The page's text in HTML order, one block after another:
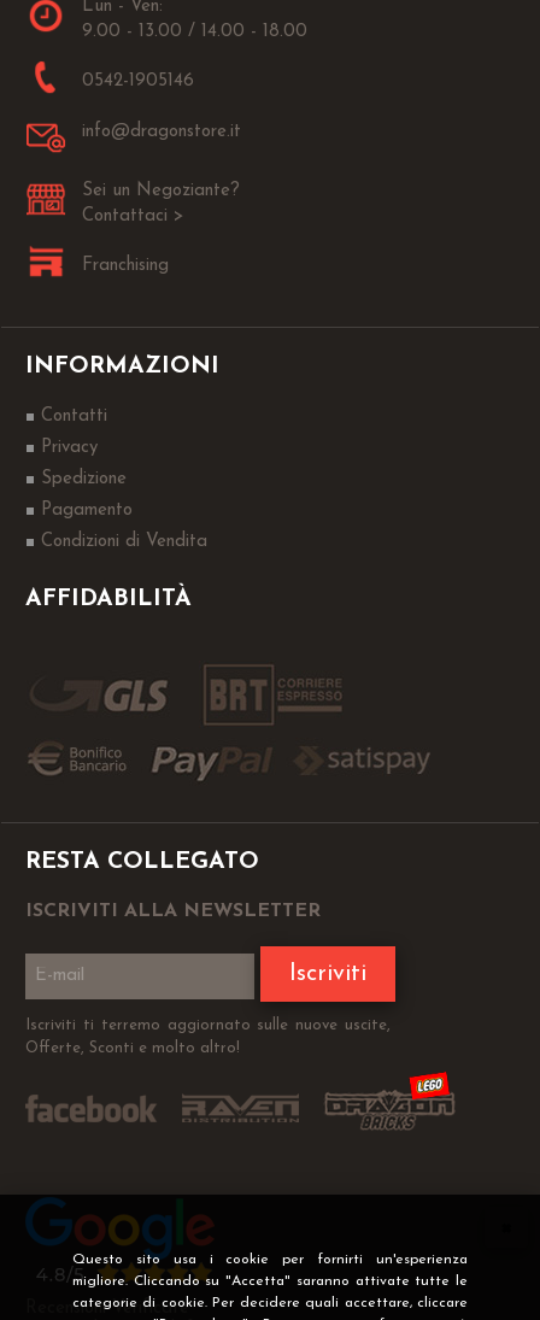
Questo sito usa i cookie per fornirti un'esperienza
migliore. Cliccando su "Accetta" saranno attivate tutte le
categorie di cookie. Per decidere quali accettare, cliccare
Lun - Ven:
9.00 - 13.00 / 14.00 - 18.00
0542-1905146
info@dragonstore.it
Sei un Negoziante?
Contattaci >
Franchising
INFORMAZIONI
Contatti
Privacy
Spedizione
Pagamento
Condizioni di Vendita
AFFIDABILITÀ
RESTA COLLEGATO
ISCRIVITI ALLA NEWSLETTER
Iscriviti
Iscriviti ti terremo aggiornato sulle nuove uscite,
Offerte, Sconti e molto altro!
Recensioni Verificate